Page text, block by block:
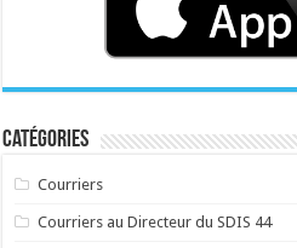
Catégories
Courriers
Courriers au Directeur du SDIS 44